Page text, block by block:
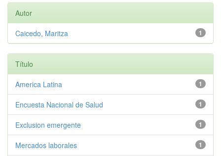
Autor
1
Caicedo, Maritza
Título
1
America Latina
1
Encuesta Nacional de Salud
1
Exclusion emergente
1
Mercados laborales